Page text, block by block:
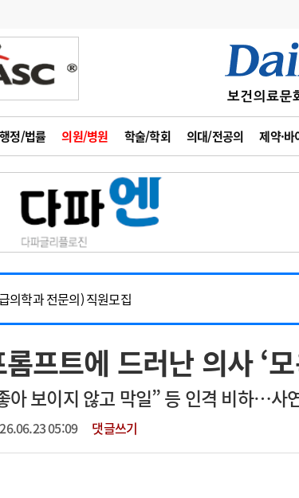
행정/법률 의원/병원 학술/학회 의대/전공의 제약·바
금주의 검색어
1
의사인력 수급 추계
2
성분명 처방
3
AI의료
4
전공의 모집 결과
사고
럼 수첩
초대석 피플
포토뉴스
역병원 중소병원
정처분 판례
사소개 법적고지 광고안내
반기 인턴 모집
학과 임기제 임상의사 채용
의학과 전문의) 직원모집
의(레지던트1년차) 모집
기 인턴 모집
학과 임기제 임상의사 채용
프트에 드러난 의사 ‘
아 보이지 않고 막일” 등 인격 비하…사
05:09 댓글쓰기